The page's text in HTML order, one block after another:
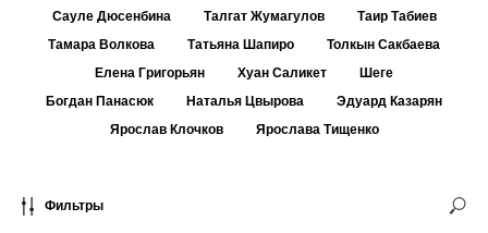
Сауле Дюсенбина
Талгат Жумагулов
Таир Табиев
Тамара Волкова
Татьяна Шапиро
Толкын Сакбаева
Елена Григорьян
Хуан Саликет
Шеге
Богдан Панасюк
Наталья Цвырова
Эдуард Казарян
Ярослав Клочков
Ярослава Тищенко
Фильтры